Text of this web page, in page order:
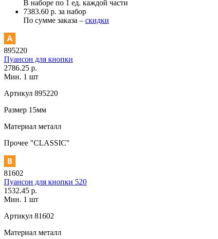
В наборе по 1 ед. каждой части
7383.60 р. за набор
По сумме заказа – скидки
895220
Пуансон для кнопки
2786.25 р.
Мин. 1 шт
Артикул 895220
Размер 15мм
Материал металл
Прочее "CLASSIC"
81602
Пуансон для кнопки 520
1532.45 р.
Мин. 1 шт
Артикул 81602
Материал металл